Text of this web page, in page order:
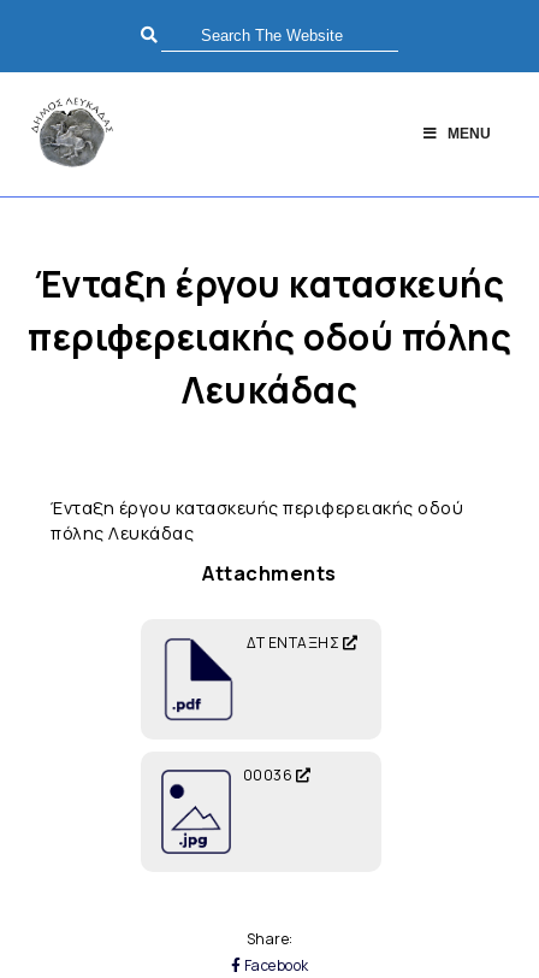
MENU
Ένταξη έργου κατασκευής
περιφερειακής οδού πόλης
Λευκάδας
Ένταξη έργου κατασκευής περιφερειακής οδού
πόλης Λευκάδας
Attachments
ΔΤ ΕΝΤΑΞΗΣ
00036
Share:
Facebook